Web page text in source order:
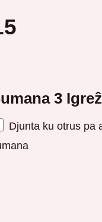
3
Djunta ku otrus pa